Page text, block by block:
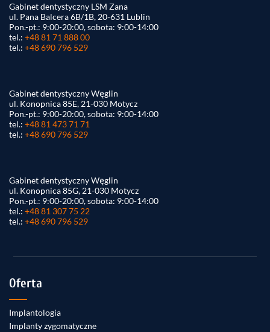
Gabinet dentystyczny LSM Zana
ul. Pana Balcera 6B/1B, 20-631 Lublin
Pon.-pt.: 9:00-20:00, sobota: 9:00-14:00
tel.: +48 81 71 888 00
tel.: +48 690 796 529
Gabinet dentystyczny Węglin
ul. Konopnica 85E, 21-030 Motycz
Pon.-pt.: 9:00-20:00, sobota: 9:00-14:00
tel.: +48 81 473 71 71
tel.: +48 690 796 529
Gabinet dentystyczny Węglin
ul. Konopnica 85G, 21-030 Motycz
Pon.-pt.: 9:00-20:00, sobota: 9:00-14:00
tel.: +48 81 307 75 22
tel.: +48 690 796 529
Oferta
Implantologia
Implanty zygomatyczne